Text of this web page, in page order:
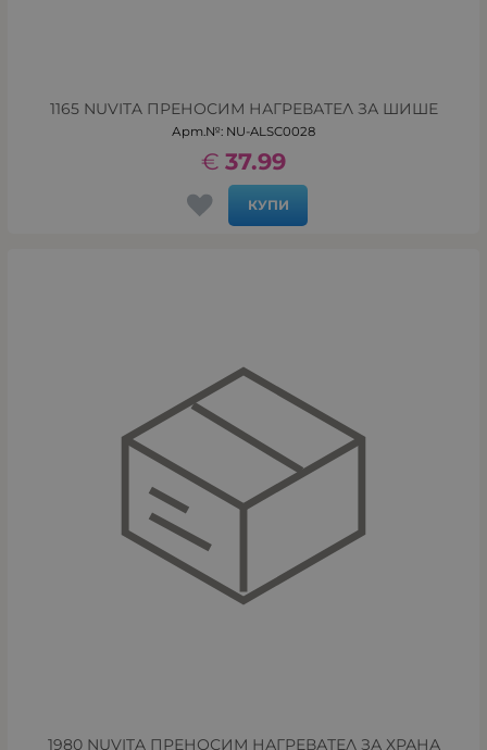
1165 NUVITA ПРЕНОСИМ НАГРЕВАТЕЛ ЗА ШИШЕ
Арт.№: NU-ALSC0028
37.99
€
КУПИ
1980 NUVITA ПРЕНОСИМ НАГРЕВАТЕЛ ЗА ХРАНА